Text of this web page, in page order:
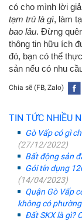
có cho mình lời
tạm trú là gì, làm
bao lâu. Đừng
thông tin hữu ích
đó, bạn có thể
sản nếu có nhu
Chia sẽ (FB, Zalo)
TIN TỨC NHIỀU
Gò Vấp có gì
(27/12/2022)
Bất động sản
Gói tín dụng
(14/04/2023)
Quận Gò Vấp
không có
Đất SKX là gì?